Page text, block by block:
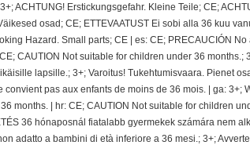
ACHTUNG! Erstickungsgefahr. Kleine Teile; CE;
osad; CE; ETTEVAATUST Ei sobi alla 36 kuu
Hazard. Small parts; CE | es: CE; PRECAUCIÓN
CAUTION Not suitable for children under 36
lapsille.; 3+; Varoitus! Tukehtumisvaara. Pienet
convient pas aux enfants de moins de 36 mois. | ga:
months. | hr: CE; CAUTION Not suitable for children
36 hónaposnál fiatalabb gyermekek számára nem
adatto a bambini di età inferiore a 36 mesi.; 3+;